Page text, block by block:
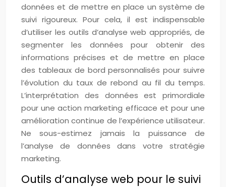
données et de mettre en place un système de
suivi rigoureux. Pour cela, il est indispensable
d’utiliser les outils d’analyse web appropriés, de
segmenter les données pour obtenir des
informations précises et de mettre en place
des tableaux de bord personnalisés pour suivre
l’évolution du taux de rebond au fil du temps.
L’interprétation des données est primordiale
pour une action marketing efficace et pour une
amélioration continue de l’expérience utilisateur.
Ne sous-estimez jamais la puissance de
l’analyse de données dans votre stratégie
marketing.
Outils d’analyse web pour le suivi